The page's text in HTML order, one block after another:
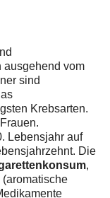
ausgehend vom
sind
Krebsarten.
Lebensjahr auf
Die
,